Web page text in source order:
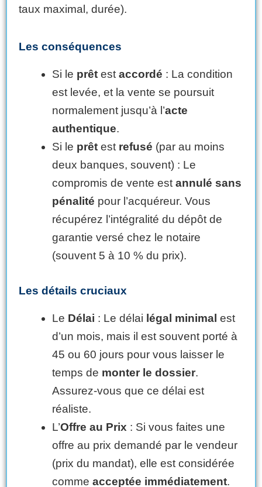
taux maximal, durée).
Les conséquences
Si le prêt estaccordé : La condition
est levée, et la vente se poursuit
normalement jusqu’à l’acte
authentique.
Si le prêt est refusé (par au moins
deux banques, souvent) : Le
compromis de vente estannulé sans
pénalité pour l’acquéreur. Vous
récupérez l’intégralité du dépôt de
garantie versé chez le notaire
(souvent 5 à 10 % du prix).
Les détails cruciaux
Le Délai : Le délai légal minimal est
d’un mois, mais il est souvent porté à
45 ou 60 jours pour vous laisser le
temps de monter le dossier.
Assurez-vous que ce délai est
réaliste.
L’Offre au Prix : Si vous faites une
offre au prix demandé par le vendeur
(prix du mandat), elle est considérée
commeacceptée immédiatement.